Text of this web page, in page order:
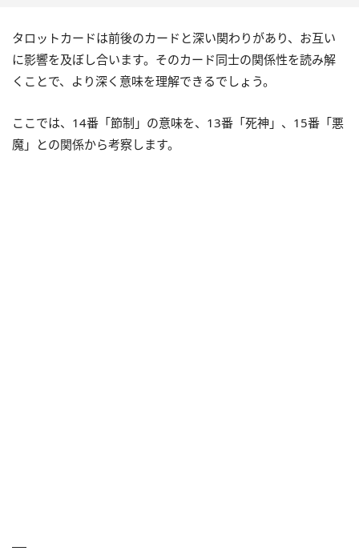
タロットカードは前後のカードと深い関わりがあり、お互い
に影響を及ぼし合います。そのカード同士の関係性を読み解
くことで、より深く意味を理解できるでしょう。
ここでは、14番「節制」の意味を、13番「死神」、15番「悪
魔」との関係から考察します。